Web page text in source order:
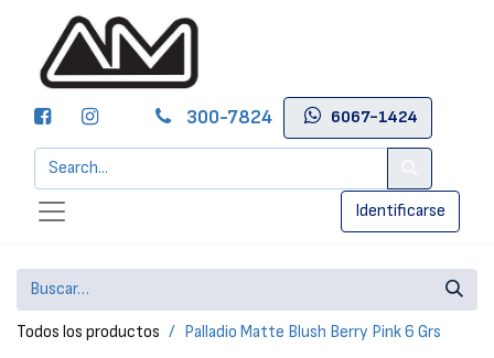
300-7824 6067-1424
Identificarse
Todos los productos Palladio Matte Blush Berry Pink 6 Grs